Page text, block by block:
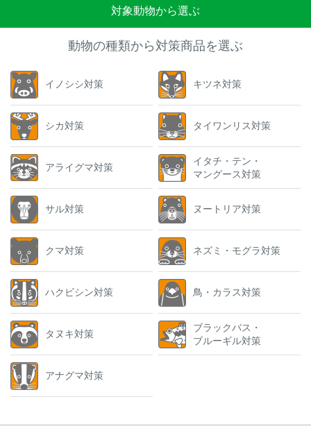
対象動物から選ぶ
動物の種類から対策商品を選ぶ
イノシシ対策
シカ対策
アライグマ対策
サル対策
クマ対策
ハクビシン対策
タヌキ対策
アナグマ対策
キツネ対策
タイワンリス対策
イタチ・テン・
マングース対策
ヌートリア対策
ネズミ・モグラ対策
鳥・カラス対策
ブラックバス・
ブルーギル対策